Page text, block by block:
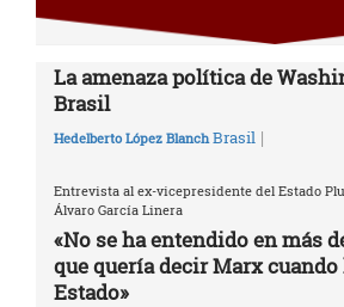
La amenaza política de
Brasil
Hedelberto López Blanch Brasil |
Entrevista al ex-vicepresidente del Estado
Álvaro García Linera
«No se ha entendido en más
que quería decir Marx cuando
Estado»